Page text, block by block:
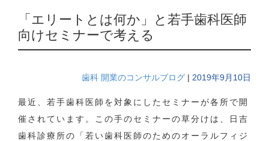
「エリートとは何か」と若手歯科医師
向けセミナーで考える
歯科 開業のコンサルブログ | 2019年9月10日
最近、若手歯科医師を対象にしたセミナーが各所で開
催されています。この手のセミナーの草分けは、日吉
歯科診療所の「若い歯科医師のためのオーラルフィジ